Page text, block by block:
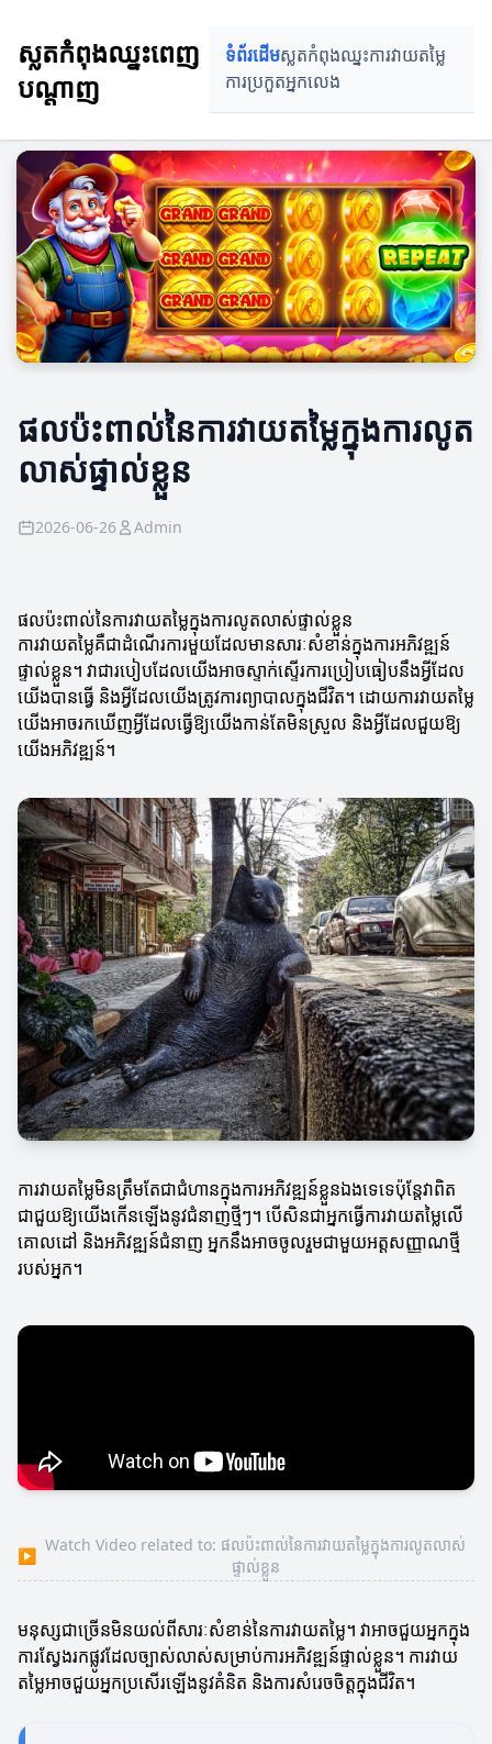
ស្លតកំពុងឈ្នះពេញ
បណ្តាញ
ទំព័រដើមស្លតកំពុងឈ្នះការវាយតម្លៃ
ការប្រកួតអ្នកលេង
ផលប៉ះពាល់នៃការវាយតម្លៃក្នុងការលូត
លាស់ផ្ទាល់ខ្លួន
2026-06-26 Admin
ផលប៉ះពាល់នៃការវាយតម្លៃក្នុងការលូតលាស់ផ្ទាល់ខ្លួន
ការវាយតម្លៃគឺជាដំណើរការមួយដែលមានសារៈសំខាន់ក្នុងការអភិវឌ្ឍន៍
ផ្ទាល់ខ្លួន។ វាជារបៀបដែលយើងអាចស្ទាក់ស្ទើរការប្រៀបធៀបនឹងអ្វីដែល
យើងបានធ្វើ និងអ្វីដែលយើងត្រូវការព្យាបាលក្នុងជីវិត។ ដោយការវាយតម្លៃ
យើងអាចរកឃើញអ្វីដែលធ្វើឱ្យយើងកាន់តែមិនស្រួល និងអ្វីដែលជួយឱ្យ
យើងអភិវឌ្ឍន៍។
ការវាយតម្លៃមិនត្រឹមតែជាជំហានក្នុងការអភិវឌ្ឍន៍ខ្លួនឯងទេទេប៉ុន្តែវាពិត
ជាជួយឱ្យយើងកើនឡើងនូវជំនាញថ្មីៗ។ បើសិនជាអ្នកធ្វើការវាយតម្លៃលើ
គោលដៅ និងអភិវឌ្ឍន៍ជំនាញ អ្នកនឹងអាចចូលរួមជាមួយអត្តសញ្ញាណថ្មី
របស់អ្នក។
▶
Watch Video related to: ផលប៉ះពាល់នៃការវាយតម្លៃក្នុងការលូតលាស់
ផ្ទាល់ខ្លួន
មនុស្សជាច្រើនមិនយល់ពីសារៈសំខាន់នៃការវាយតម្លៃ។ វាអាចជួយអ្នកក្នុង
ការស្វែងរកផ្លូវដែលច្បាស់លាស់សម្រាប់ការអភិវឌ្ឍន៍ផ្ទាល់ខ្លួន។ ការវាយ
តម្លៃអាចជួយអ្នកប្រសើរឡើងនូវគំនិត និងការសំរេចចិត្តក្នុងជីវិត។